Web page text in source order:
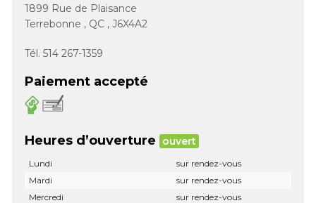
1899 Rue de Plaisance
Terrebonne , QC , J6X4A2
Tél. 514 267-1359
Paiement accepté
Heures d’ouverture ouvert
Lundi
sur rendez-vous
Mardi
sur rendez-vous
Mercredi
sur rendez-vous